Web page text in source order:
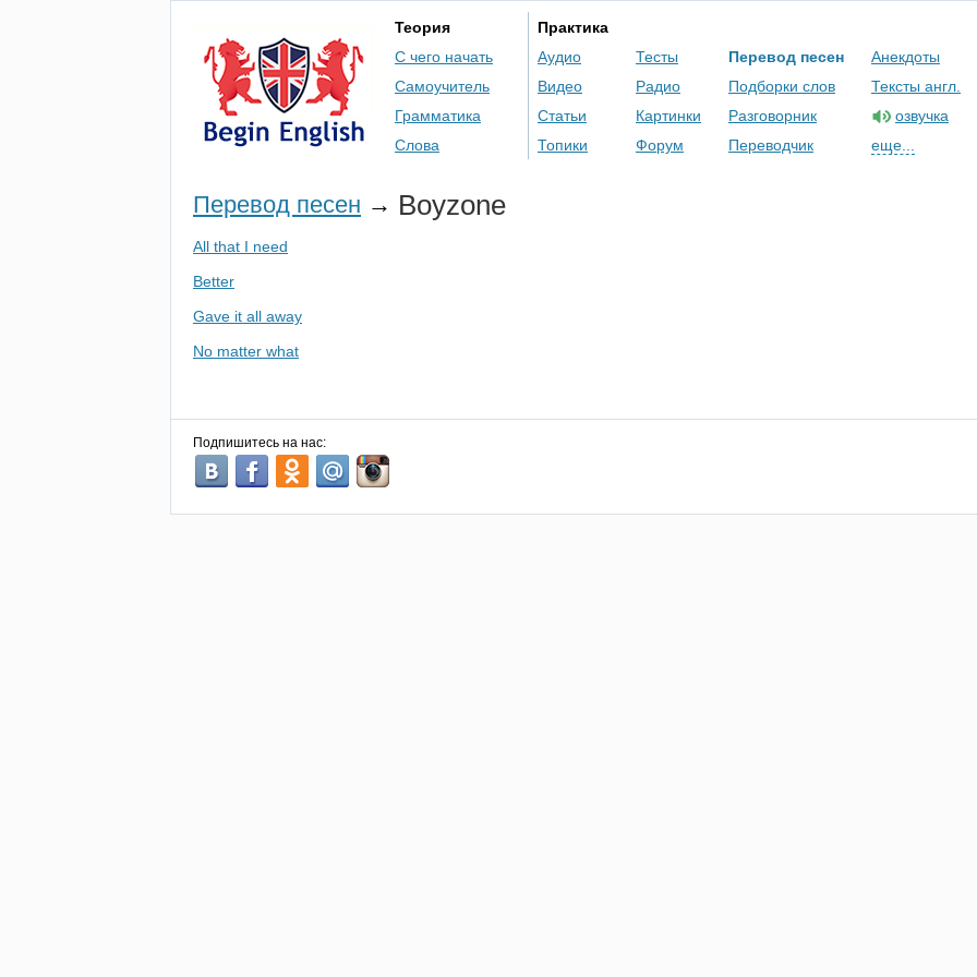
Теория
С чего начать
Самоучитель
Грамматика
Слова
Практика
Аудио
Видео
Статьи
Топики
Тесты
Радио
Картинки
Форум
Перевод песен
Подборки слов
Разговорник
Переводчик
Анекдоты
Тексты англ.
озвучка
еще...
Перевод песен → Boyzone
All that I need
Better
Gave it all away
No matter what
Подпишитесь на нас: